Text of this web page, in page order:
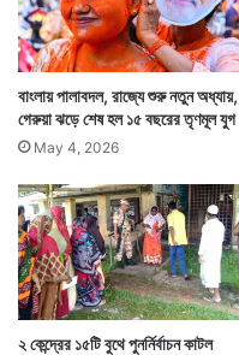
বাংলায় পালাবদল, রাজ্যে শুরু নতুন অধ্যায়,
গেরুয়া ঝড়ে শেষ হল ১৫ বছরের তৃণমূল যুগ
May 4, 2026
২ কেন্দ্রের ১৫টি বুথে পুনর্নির্বাচন কাটল